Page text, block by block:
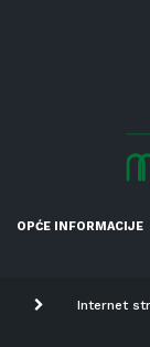
OPĆE INFORMACIJE
Internet